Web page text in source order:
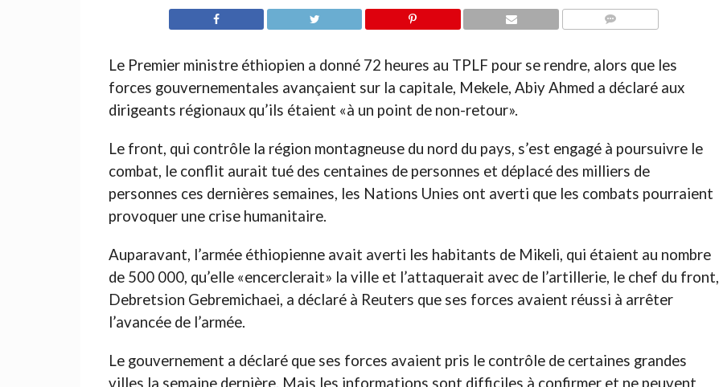
Le Premier ministre éthiopien a donné 72 heures au TPLF pour se rendre, alors que les
forces gouvernementales avançaient sur la capitale, Mekele, Abiy Ahmed a déclaré aux
dirigeants régionaux qu’ils étaient «à un point de non-retour».
Le front, qui contrôle la région montagneuse du nord du pays, s’est engagé à poursuivre le
combat, le conflit aurait tué des centaines de personnes et déplacé des milliers de
personnes ces dernières semaines, les Nations Unies ont averti que les combats pourraient
provoquer une crise humanitaire.
Auparavant, l’armée éthiopienne avait averti les habitants de Mikeli, qui étaient au nombre
de 500 000, qu’elle «encerclerait» la ville et l’attaquerait avec de l’artillerie, le chef du front,
Debretsion Gebremichaei, a déclaré à Reuters que ses forces avaient réussi à arrêter
l’avancée de l’armée.
Le gouvernement a déclaré que ses forces avaient pris le contrôle de certaines grandes
villes la semaine dernière. Mais les informations sont difficiles à confirmer et ne peuvent